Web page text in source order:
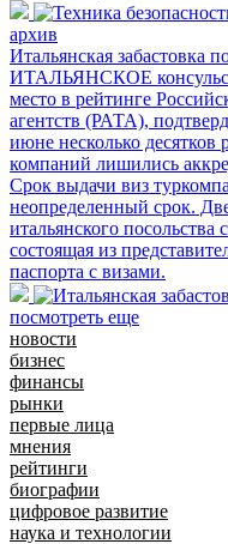
архив
Итальянская забастовка
ИТАЛЬЯНСКОЕ
место в рейтинге
агентств (РАТА),
июне несколько десятков
компаний лишились
Срок выдачи виз
неопределенный срок.
итальянского посольства
состоящая из
паспорта с визами.
посмотреть еще
новости
бизнес
финансы
рынки
первые лица
мнения
рейтинги
биографии
цифровое развитие
наука и технологии